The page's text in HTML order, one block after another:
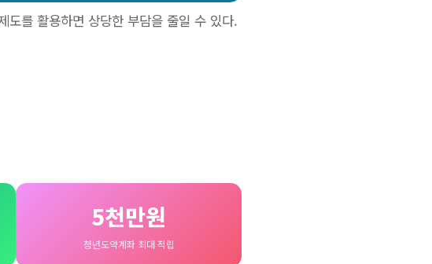
도를 활용하면 상당한 부담을 줄일 수 있다.
5천만원
청년도약계좌 최대 적립